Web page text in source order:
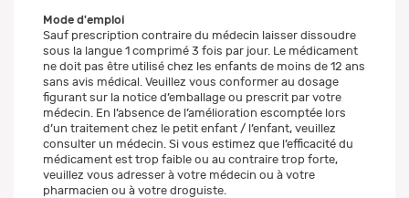
Mode d'emploi
Sauf prescription contraire du médecin laisser dissoudre
sous la langue 1 comprimé 3 fois par jour. Le médicament
ne doit pas être utilisé chez les enfants de moins de 12 ans
sans avis médical. Veuillez vous conformer au dosage
figurant sur la notice d’emballage ou prescrit par votre
médecin. En l’absence de l’amélioration escomptée lors
d’un traitement chez le petit enfant / l’enfant, veuillez
consulter un médecin. Si vous estimez que l’efficacité du
médicament est trop faible ou au contraire trop forte,
veuillez vous adresser à votre médecin ou à votre
pharmacien ou à votre droguiste.